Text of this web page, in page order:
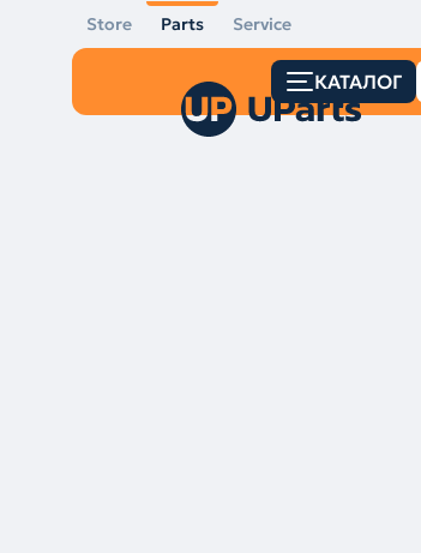
Store Parts Service
КАТАЛОГ